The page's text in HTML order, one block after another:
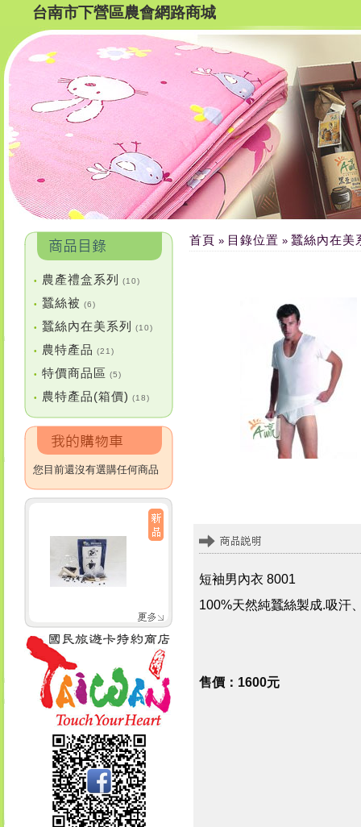
台南市下營區農會網路商城
• 農產禮盒系列 (10)
• 蠶絲被 (6)
• 蠶絲內在美系列 (10)
• 農特產品 (21)
• 特價商品區 (5)
• 農特產品(箱價) (18)
您目前還沒有選購任何商品
首頁 » 目錄位置 » 蠶絲內在美
短袖男內衣 8001
100%天然純蠶絲製成.吸
售價：1600元